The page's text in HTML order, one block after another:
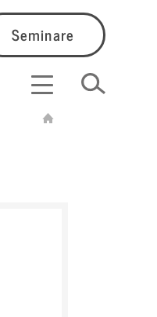
Seminare